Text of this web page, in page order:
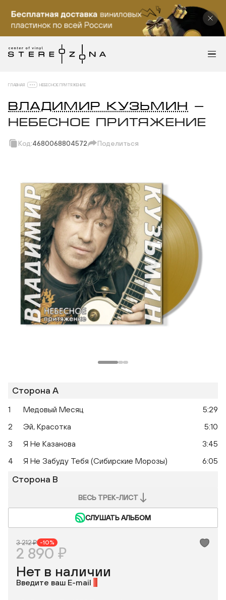
ГЛАВНАЯ НЕБЕСНОЕ ПРИТЯЖЕНИЕ
ВЛАДИМИР КУЗЬМИН —
НЕБЕСНОЕ ПРИТЯЖЕНИЕ
Код:4680068804572 Поделиться
Телеграм
Макс
ВКонтакте
Одноклассники
Сторона A
1 Медовый Месяц
5:29
2
Эй, Красотка
5:10
3
Я Не Казанова
3:45
4
Я Не Забуду Тебя (Сибирские Морозы) 6:05
Сторона B
ВЕСЬ ТРЕК-ЛИСТ
СЛУШАТЬ АЛЬБОМ
3 212 ₽ -10%
2 890 ₽
Нет в наличии
Введите ваш E-mail